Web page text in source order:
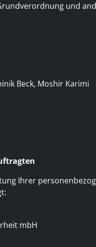
und
Beck, Moshir Karimi
Ihrer
mbH